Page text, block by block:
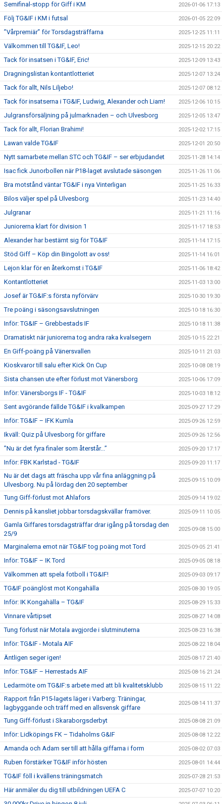
Semifinal-stopp för Giff i KM 2026-01-06 17:13
Följ TG&IF i KM i futsal 2026-01-05 22:09
”Vårpremiär” för Torsdagsträffarna 2025-12-25 11:11
Välkommen till TG&IF, Leo! 2025-12-15 20:22
Tack för insatsen i TG&IF, Eric! 2025-12-09 13:43
Dragningslistan kontantlotteriet 2025-12-07 13:24
Tack för allt, Nils Liljebo! 2025-12-07 08:12
Tack för insatserna i TG&IF, Ludwig, Alexander och Liam! 2025-12-06 10:15
Julgransförsäljning på julmarknaden – och Ulvesborg 2025-12-05 13:47
Tack för allt, Florian Brahimi! 2025-12-02 17:15
Lawan valde TG&IF 2025-12-01 20:50
Nytt samarbete mellan STC och TG&IF – ser erbjudandet 2025-11-28 14:14
Isac fick Junorbollen när P18-laget avslutade säsongen 2025-11-26 11:06
Bra motstånd väntar TG&IF i nya Vinterligan 2025-11-25 16:33
Bilos väljer spel på Ulvesborg 2025-11-23 14:40
Julgranar 2025-11-21 11:16
Juniorerna klart för division 1 2025-11-17 18:53
Alexander har bestämt sig för TG&IF 2025-11-14 17:15
Stöd Giff – Köp din Bingolott av oss! 2025-11-14 16:01
Lejon klar för en återkomst i TG&IF 2025-11-06 18:42
Kontantlotteriet 2025-11-03 13:00
Josef är TG&IF:s första nyförvärv 2025-10-30 19:30
Tre poäng i säsongsavslutningen 2025-10-18 16:30
Inför: TG&IF – Grebbestads IF 2025-10-18 11:38
Dramatiskt när juniorerna tog andra raka kvalsegern 2025-10-15 22:21
En Giff-poäng på Vänersvallen 2025-10-11 21:03
Kioskvaror till salu efter Kick On Cup 2025-10-08 08:19
Sista chansen ute efter förlust mot Vänersborg 2025-10-06 17:09
Inför: Vänersborgs IF - TG&IF 2025-10-03 18:12
Sent avgörande fällde TG&IF i kvalkampen 2025-09-27 17:29
Inför: TG&IF – IFK Kumla 2025-09-26 12:59
Ikväll: Quiz på Ulvesborg för giffare 2025-09-26 12:56
”Nu är det fyra finaler som återstår...” 2025-09-20 17:17
Inför: FBK Karlstad - TG&IF 2025-09-20 11:17
Nu är det dags att fräscha upp vår fina anläggning på
Ulvesborg. Nu på lördag den 20 september
2025-09-15 10:09
Tung Giff-förlust mot Ahlafors 2025-09-14 19:02
Dennis på kansliet jobbar torsdagskvällar framöver. 2025-09-11 10:05
Gamla Giffares torsdagsträffar drar igång på torsdag den
25/9
2025-09-08 15:00
Marginalerna emot när TG&IF tog poäng mot Tord 2025-09-05 21:41
Inför: TG&IF – IK Tord 2025-09-05 08:18
Välkommen att spela fotboll i TG&IF! 2025-09-03 09:17
TG&IF poänglöst mot Kongahälla 2025-08-30 19:05
Inför: IK Kongahälla – TG&IF 2025-08-29 15:33
Vinnare vårtipset 2025-08-27 14:08
Tung förlust när Motala avgjorde i slutminuterna 2025-08-23 16:38
Inför: TG&IF - Motala AIF 2025-08-22 18:04
Äntligen seger igen! 2025-08-17 21:40
Inför: TG&IF – Herrestads AIF 2025-08-16 21:24
Ledarmöte om TG&IF:s arbete med att bli kvalitetsklubb 2025-08-15 11:22
Rapport från P15-lagets läger i Varberg: Träningar,
lagbyggande och träff med en allsvensk giffare
2025-08-14 11:37
Tung Giff-förlust i Skaraborgsderbyt 2025-08-08 21:09
Inför: Lidköpings FK – Tidaholms G&IF 2025-08-08 12:22
Amanda och Adam ser till att hålla giffarna i form 2025-08-02 07:03
Ruben förstärker TG&IF inför hösten 2025-08-01 14:44
TG&IF föll i kvällens träningsmatch 2025-07-28 21:53
Här anmäler du dig till utbildningen UEFA C 2025-07-07 10:20